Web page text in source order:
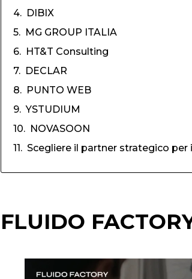
DIBIX
MG GROUP ITALIA
HT&T Consulting
DECLAR
PUNTO WEB
YSTUDIUM
NOVASOON
Scegliere il partner strategico per
FLUIDO